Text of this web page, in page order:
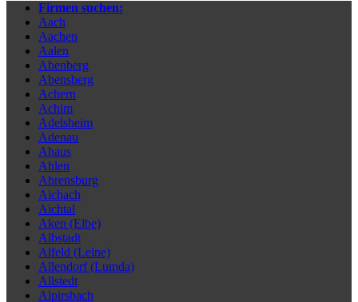
Firmen suchen:
Aach
Aachen
Aalen
Abenberg
Abensberg
Achern
Achim
Adelsheim
Adenau
Ahaus
Ahlen
Ahrensburg
Aichach
Aichtal
Aken (Elbe)
Albstadt
Alfeld (Leine)
Allendorf (Lumda)
Allstedt
Alpirsbach